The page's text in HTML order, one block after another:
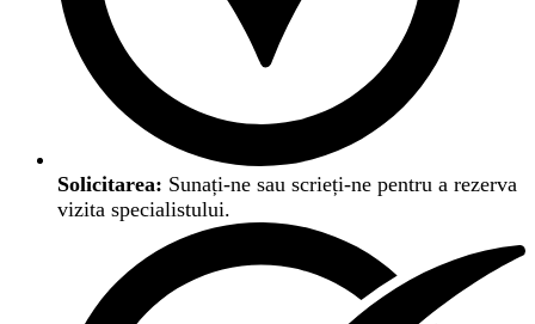
Solicitarea: Sunați-ne sau scrieți-ne pentru a rezerva
vizita specialistului.